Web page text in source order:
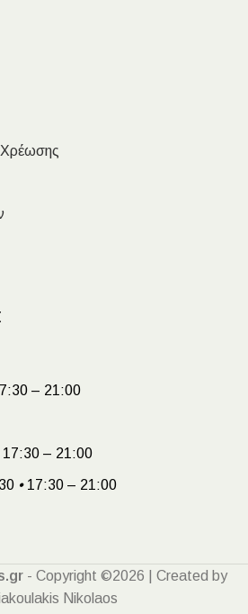
– 21:00
17:30 – 21:00
•17:30 – 21:00
- Copyright ©2026 | Created by
Nikolaos